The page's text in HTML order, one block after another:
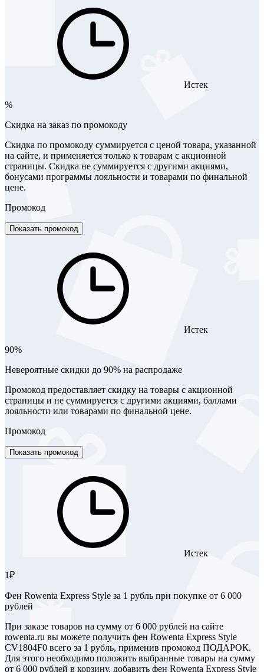
Истек
%
Скидка на заказ по промокоду
Скидка по промокоду суммируется с ценой товара, указанной
на сайте, и применяется только к товарам с акционной
страницы. Скидка не суммируется с другими акциями,
бонусами программы лояльности и товарами по финальной
цене.
Промокод
Показать промокод
Истек
90%
Невероятные скидки до 90% на распродаже
Промокод предоставляет скидку на товары с акционной
страницы и не суммируется с другими акциями, баллами
лояльности или товарами по финальной цене.
Промокод
Показать промокод
Истек
1₽
Фен Rowenta Express Style за 1 рубль при покупке от 6 000
рублей
При заказе товаров на сумму от 6 000 рублей на сайте
rowenta.ru вы можете получить фен Rowenta Express Style
CV1804F0 всего за 1 рубль, применив промокод ПОДАРОК.
Для этого необходимо положить выбранные товары на сумму
от 6 000 рублей в корзину, добавить фен Rowenta Express Style